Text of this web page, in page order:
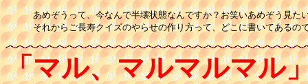
あめぞうって、今なんで半壊状態なんですか？お笑いあめぞう見た
それからご長寿クイズのやらせの作り方って、どこに書いてあるの
「マル、マルマルマル